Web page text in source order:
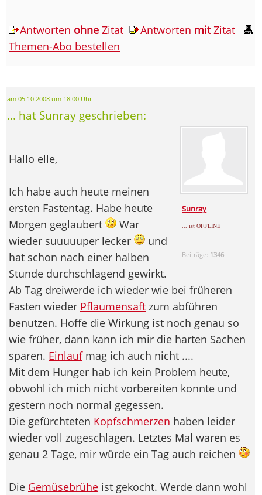
Antworten ohne Zitat Antworten mitZitat
Themen-Abo bestellen
am 05.10.2008 um 18:00 Uhr
... hat Sunray geschrieben:
Sunray
... ist OFFLINE
Beiträge: 1346
Hallo elle,
Ich habe auch heute meinen
ersten Fastentag. Habe heute
Morgen geglaubert
War
wieder suuuuuper lecker
und
hat schon nach einer halben
Stunde durchschlagend gewirkt.
Ab Tag dreiwerde ich wieder wie bei früheren
Fasten wieder Pflaumensaft zum abführen
benutzen. Hoffe die Wirkung ist noch genau so
wie früher, dann kann ich mir die harten Sachen
sparen. Einlaufmag ich auch nicht ....
Mit dem Hunger hab ich kein Problem heute,
obwohl ich mich nicht vorbereiten konnte und
gestern noch normal gegessen.
Die gefürchteten Kopfschmerzen haben leider
wieder voll zugeschlagen. Letztes Mal waren es
genau 2 Tage, mir würde ein Tag auch reichen
Die Gemüsebrühe ist gekocht. Werde dann wohl